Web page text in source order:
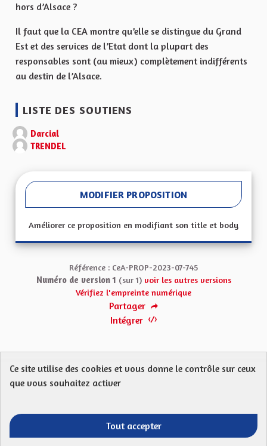
hors d’Alsace ?
Il faut que la CEA montre qu’elle se distingue du Grand
Est et des services de l’Etat dont la plupart des
responsables sont (au mieux) complètement indifférents
au destin de l’Alsace.
LISTE DES SOUTIENS
Darcial
TRENDEL
MODIFIER PROPOSITION
Améliorer ce proposition en modifiant son title et body
Référence : CeA-PROP-2023-07-745
Numéro de version 1 (sur 1) voir les autres versions
Vérifiez l'empreinte numérique
Partager
Intégrer
Protection des Données
Télécharger les fichiers Open Data
Ce site utilise des cookies et vous donne le contrôle sur ceux
que vous souhaitez activer
Tout accepter